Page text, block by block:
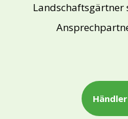
Landschaftsgärtner